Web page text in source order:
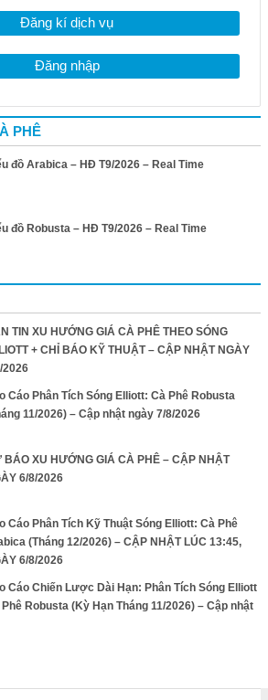
Đăng kí dịch vụ
Đăng nhập
PHÊ
đồ Arabica – HĐ T9/2026 – Real Time
đồ Robusta – HĐ T9/2026 – Real Time
TIN XU HƯỚNG GIÁ CÀ PHÊ THEO SÓNG
+ CHỈ BÁO KỸ THUẬT – CẬP NHẬT NGÀY
2026
Cáo Phân Tích Sóng Elliott: Cà Phê Robusta
11/2026) – Cập nhật ngày 7/8/2026
BÁO XU HƯỚNG GIÁ CÀ PHÊ – CẬP NHẬT
6/8/2026
Cáo Phân Tích Kỹ Thuật Sóng Elliott: Cà Phê
(Tháng 12/2026) – CẬP NHẬT LÚC 13:45,
6/8/2026
Cáo Chiến Lược Dài Hạn: Phân Tích Sóng Elliott
Robusta (Kỳ Hạn Tháng 11/2026) – Cập nhật